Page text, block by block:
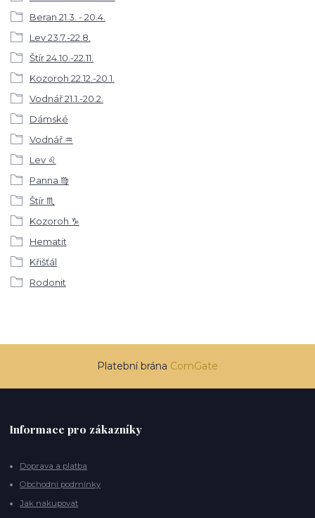
Beran 21.3. - 20.4.
Lev 23.7.-22.8.
Štír 24.10.-22.11.
Kozoroh 22.12.-20.1.
Vodnář 21.1.-20.2.
Dámské
Vodnář ♒
Lev ♌
Panna ♍
Štír ♏
Kozoroh ♑
Hematit
Křišťál
Rodonit
Platební brána ComGate
Informace pro zákazníky
Doprava a platba
Obchodní podmínky
Jak nakupovat